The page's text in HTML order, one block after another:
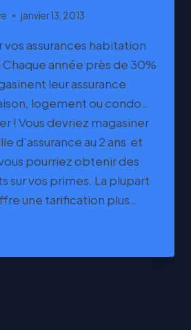
janvier 13, 2013
vos assurances habitation
année près de 30%
leur assurance
logement ou condo…
! Vous devriez magasiner
d’assurance au 2 ans et
pourriez obtenir des
sur vos primes. La plupart
une tarification plus…